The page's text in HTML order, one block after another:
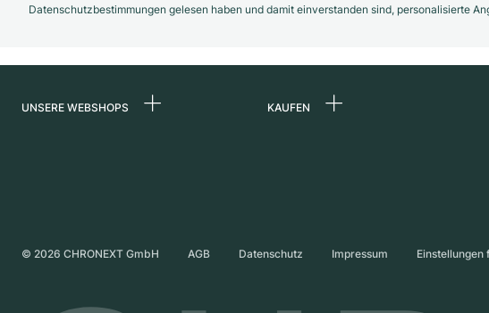
Datenschutzbestimmungen gelesen haben und damit einverstanden sind, personalisierte
UNSERE WEBSHOPS KAUFEN
© 2026 CHRONEXT GmbH AGB Datenschutz Impressum Einstellungen